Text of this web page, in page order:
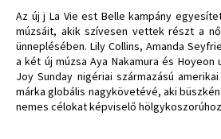
Az új j La Vie est Belle kampány
múzsáit, akik szívesen vettek részt a
ünneplésében. Lily Collins, Amanda
a két új múzsa Aya Nakamura és Hoyeon
Joy Sunday nigériai származású
márka globális nagykövetévé, aki
nemes célokat képviselő